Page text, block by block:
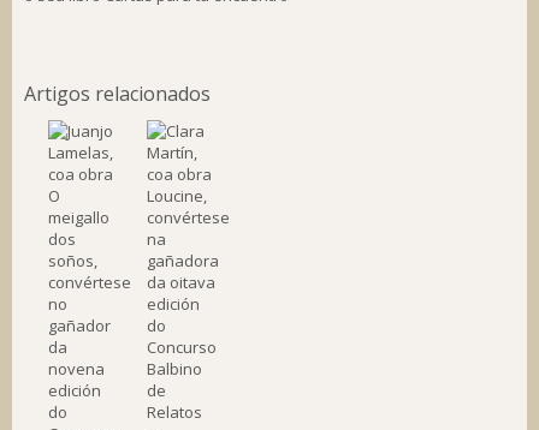
Artigos relacionados